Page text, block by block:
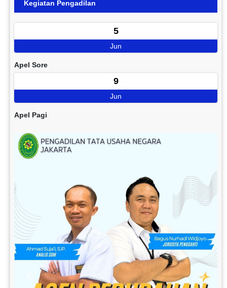
Kegiatan Pengadilan
5
Jun
Apel Sore
9
Jun
Apel Pagi
Previous Next